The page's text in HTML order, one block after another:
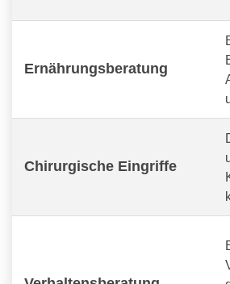
Ernährungsberatung
Chirurgische Eingriffe